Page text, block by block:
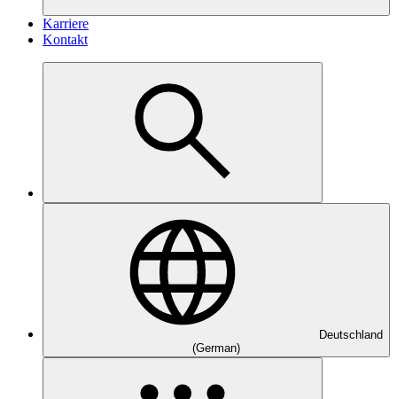
Karriere
Kontakt
Deutschland
(German)